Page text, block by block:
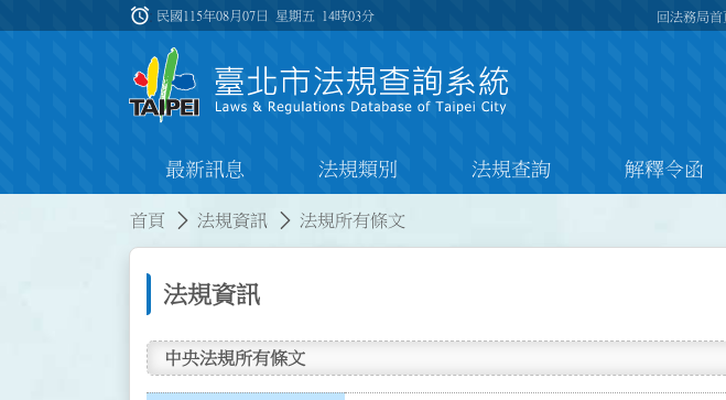
:::
alarm 民國115年08月07日 星期五 14時03分 回法務局首
最新訊息 法規類別 法規查詢 解釋令函
首頁 法規資訊 法規所有條文
法規資訊
中央法規所有條文